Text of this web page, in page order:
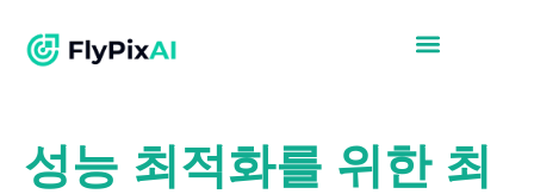
성능 최적화를 위한 최